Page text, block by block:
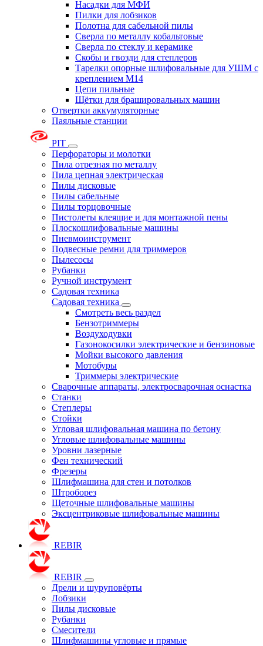
Насадки для МФИ
Пилки для лобзиков
Полотна для сабельной пилы
Сверла по металлу кобальтовые
Сверла по стеклу и керамике
Скобы и гвозди для степлеров
Тарелки опорные шлифовальные для УШМ с
креплением М14
Цепи пильные
Щётки для брашировальных машин
Отвертки аккумуляторные
Паяльные станции
PIT
Перфораторы и молотки
Пила отрезная по металлу
Пила цепная электрическая
Пилы дисковые
Пилы сабельные
Пилы торцовочные
Пистолеты клеящие и для монтажной пены
Плоскошлифовальные машины
Пневмоинструмент
Подвесные ремни для триммеров
Пылесосы
Рубанки
Ручной инструмент
Садовая техника
Садовая техника
Смотреть весь раздел
Бензотриммеры
Воздуходувки
Газонокосилки электрические и бензиновые
Мойки высокого давления
Мотобуры
Триммеры электрические
Сварочные аппараты, электросварочная оснастка
Станки
Степлеры
Стойки
Угловая шлифовальная машина по бетону
Угловые шлифовальные машины
Уровни лазерные
Фен технический
Фрезеры
Шлифмашина для стен и потолков
Штроборез
Щеточные шлифовальные машины
Эксцентриковые шлифовальные машины
REBIR
REBIR
Дрели и шуруповёрты
Лобзики
Пилы дисковые
Рубанки
Смесители
Шлифмашины угловые и прямые